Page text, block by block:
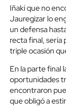
Iñaki que no
Jauregizar lo
un defensa
recta final, sería
triple ocasión
En la parte final
oportunidades
encontraron
que obligó a